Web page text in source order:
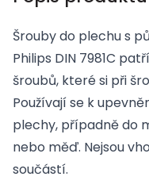
Šrouby do plechu s
Philips DIN 7981C
šroubů, které si při
Používají se k
plechy, případně do
nebo měď. Nejsou
součástí.